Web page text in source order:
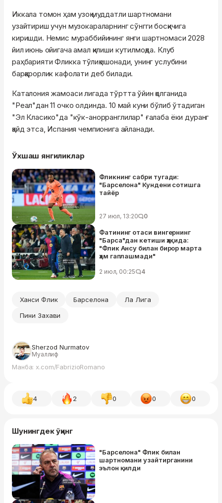
Иккала томон ҳам узоқ муддатли шартномани
узайтириш учун музокараларнинг сўнгги босқичига
киришди. Немис мураббийининг янги шартномаси 2028
йил июнь ойигача амал қилиши кутилмоқда. Клуб
раҳбарияти Фликка тўлиқ ишонади, унинг услубини
барқарорлик кафолати деб билади.
Каталония жамоаси лигада тўртта ўйин қолганида
"Реал"дан 11 очко олдинда. 10 май куни бўлиб ўтадиган
"Эл Класико"да "кўк-анорранглилар" ғалаба ёки дуранг
қайд этса, Испания чемпионига айланади.
Ўхшаш янгиликлар
Фликнинг сабри тугади:
"Барселона" Кундени сотишга
тайёр
27 июл, 13:20 0
Фатининг отаси вингернинг
"Барса"дан кетиши ҳақида:
"Флик Ансу билан бирор марта
ҳам гаплашмади"
2 июл, 00:25 4
Ханси Флик Барселона
Ла Лига
Пини Захави
Sherzod Nurmatov
Муаллиф
Манба: x.com/FabrizioRomano
4 2 0 0 0
Шунингдек ўқинг
"Барселона" Флик билан
шартномани узайтирганини
эълон қилди